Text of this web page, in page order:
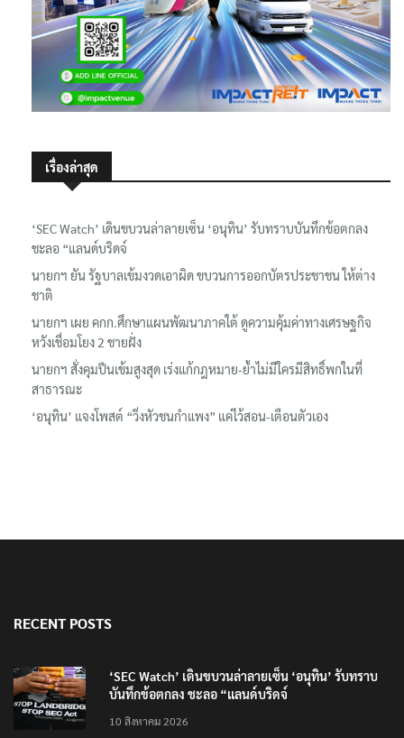
เรื่องล่าสุด
ชะลอ “แลนด์บริดจ์
นายกฯ ยัน รัฐบาลเข้มงวดเอาผิด ขบวนการออกบัตรประชาชน ให้ต่าง
ชาติ
นายกฯ เผย คกก.ศึกษาแผนพัฒนาภาคใต้ ดูความคุ้มค่าทางเศรษฐกิจ
หวังเชื่อมโยง 2 ชายฝั่ง
นายกฯ สั่งคุมปืนเข้มสูงสุด เร่งแก้กฎหมาย-ย้ำไม่มีใครมีสิทธิ์พกในที่
สาธารณะ
‘อนุทิน’ แจงโพสต์ “วิ่งหัวชนกำแพง” แค่ไว้สอน-เตือนตัวเอง
บันทึกข้อตกลง ชะลอ “แลนด์บริดจ์
10 สิงหาคม 2026